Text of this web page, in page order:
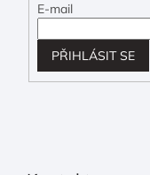
E-mail
PŘIHLÁSIT SE